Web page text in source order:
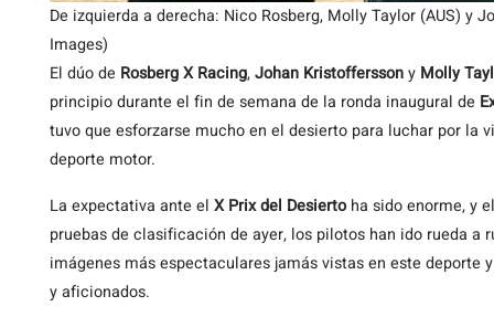
De izquierda a derecha: Nico Rosberg, Molly Taylor (AUS) y
Images)
El dúo de Rosberg X Racing,Johan Kristofferssony Molly
principio durante el fin de semana de la ronda inaugural de
tuvo que esforzarse mucho en el desierto para luchar por la
deporte motor.
La expectativa ante el X Prix del Desiertoha sido enorme, y
pruebas de clasificación de ayer, los pilotos han ido rueda a
imágenes más espectaculares jamás vistas en este deporte
y aficionados.